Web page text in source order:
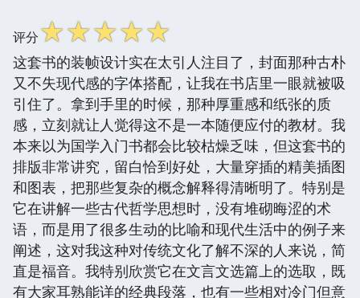
评分☆☆☆☆☆
这套书的装帧设计实在太引人注目了，封面那种古朴
又不失现代感的字体搭配，让我在书店里一眼就被吸
引住了。拿到手里的时候，那种厚重感和纸张的质
感，立刻就让人觉得这不是一本随便应付的教材。我
本来以为国学入门书都会比较枯燥乏味，但这套书的
排版非常讲究，留白恰到好处，大量穿插的精美插图
和图表，把那些复杂的概念解释得清晰明了。特别是
它在讲解一些古代哲学思想时，没有堆砌晦涩的术
语，而是用了很多生动的比喻和现代生活中的例子来
阐述，这对我这种对传统文化了解不深的人来说，简
直是福音。我特别欣赏它在文言文选篇上的选取，既
有大家耳熟能详的经典段落，也有一些相对冷门但意